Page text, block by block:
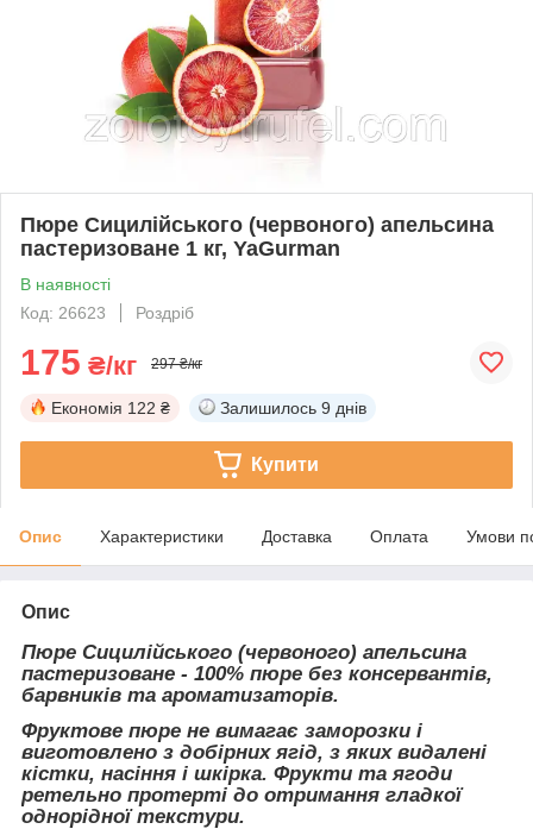
Пюре Сицилійського (червоного) апельсина
пастеризоване 1 кг, YaGurman
В наявності
Код: 26623
Роздріб
175 ₴/кг 297 ₴/кг
Економія 122 ₴ Залишилось 9 днів
Купити
Опис Характеристики Доставка Оплата Умови
Опис
Пюре Сицилійського (червоного) апельсина
пастеризоване - 100% пюре без консервантів,
барвників та ароматизаторів.
Фруктове пюре не вимагає заморозки і
виготовлено з добірних ягід, з яких видалені
кістки, насіння і шкірка. Фрукти та ягоди
ретельно протерті до отримання гладкої
однорідної текстури.